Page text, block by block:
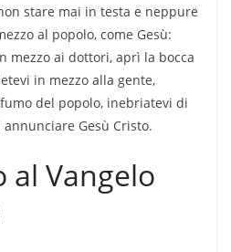
stare mai in testa e neppure
al popolo, come Gesù:
mezzo ai dottori, aprì la bocca
in mezzo alla gente,
del popolo, inebriatevi di
Gesù Cristo.
al Vangelo